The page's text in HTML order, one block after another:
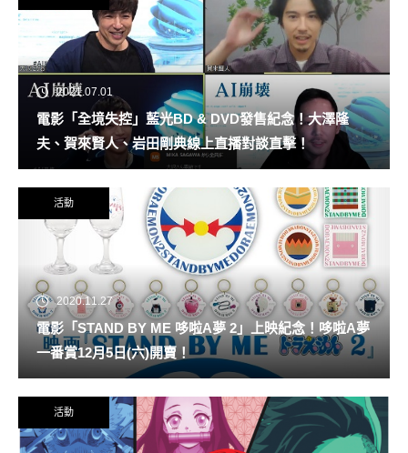
2021.07.01
電影「全境失控」藍光BD & DVD發售紀念！大澤隆
夫、賀來賢人、岩田剛典線上直播對談直擊！
活動
2020.11.27
電影「STAND BY ME 哆啦A夢 2」上映紀念！哆啦A夢
一番賞12月5日(六)開賣！
活動